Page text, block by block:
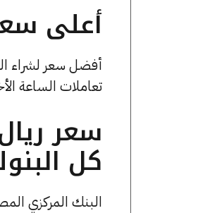
أعلى
أفضل سعر لشراء
تعاملات الساعة الأخيرة
سعر
كل
البنك المركزي المصري: